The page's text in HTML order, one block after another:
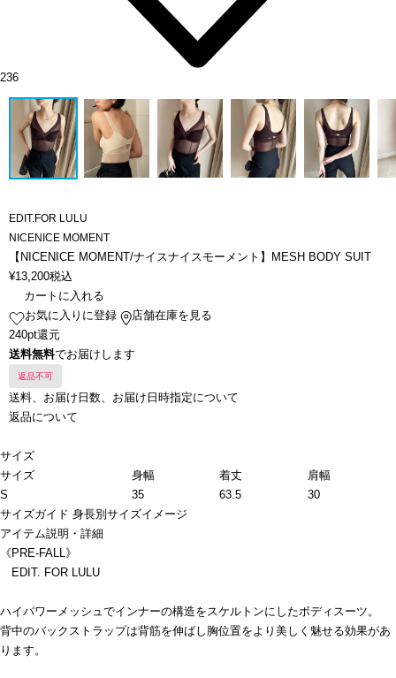
236
EDIT.FOR LULU
NICENICE MOMENT
【NICENICE MOMENT/ナイスナイスモーメント】MESH BODY SUIT
¥13,200税込
カートに入れる
お気に入りに登録
店舗在庫を見る
240pt還元
送料無料でお届けします
返品不可
送料、お届け日数、お届け日時指定について
返品について
サイズ
サイズ
身幅 着丈
肩幅
S
35 63.5
30
サイズガイド 身長別サイズイメージ
アイテム説明・詳細
《PRE-FALL》
EDIT. FOR LULU
ハイパワーメッシュでインナーの構造をスケルトンにしたボディスーツ。
背中のバックストラップは背筋を伸ばし胸位置をより美しく魅せる効果があ
ります。